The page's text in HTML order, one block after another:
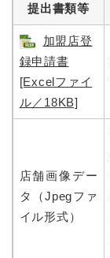
提出書類等
加盟店登
録申請書
[Excelファイ
ル／18KB]
店舗画像デー
タ（Jpegファ
イル形式）